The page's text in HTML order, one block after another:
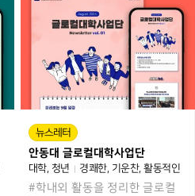
뉴스레터
안동대 글로컬대학사업단
대학 청년 경쾌한 기운찬 활동적인
#학내외 활동을 정리한 글로컬